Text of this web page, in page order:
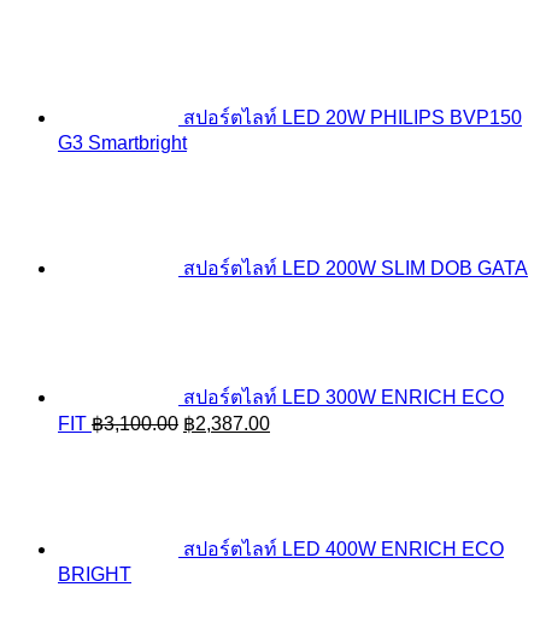
สปอร์ตไลท์ LED 20W PHILIPS BVP150
G3 Smartbright
สปอร์ตไลท์ LED 200W SLIM DOB GATA
สปอร์ตไลท์ LED 300W ENRICH ECO
FIT ฿3,100.00 Original
฿2,387.00Current
สปอร์ตไลท์ LED 400W ENRICH ECO
BRIGHT